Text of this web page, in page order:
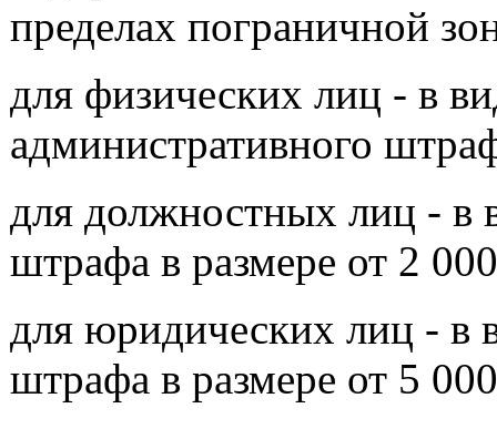
пределах пограничной
для физических лиц - в
административного
для должностных лиц - в
штрафа в размере от 2
для юридических лиц - в
штрафа в размере от 5